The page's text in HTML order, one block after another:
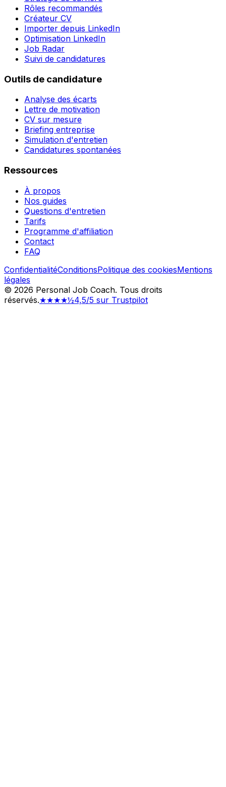
Rôles recommandés
Créateur CV
Importer depuis LinkedIn
Optimisation LinkedIn
Job Radar
Suivi de candidatures
Outils de candidature
Analyse des écarts
Lettre de motivation
CV sur mesure
Briefing entreprise
Simulation d'entretien
Candidatures spontanées
Ressources
À propos
Nos guides
Questions d'entretien
Tarifs
Programme d'affiliation
Contact
FAQ
ConfidentialitéConditionsPolitique des cookiesMentions
légales
© 2026 Personal Job Coach. Tous droits
réservés.★★★★½4,5/5 sur Trustpilot